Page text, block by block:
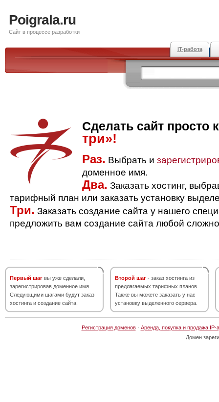
Poigrala.ru
Сайт в процессе разработки
IT-работа
Сделать сайт просто
три»!
Раз. Выбрать и
доменное имя.
Два. Заказать хостинг,
тарифный план или заказать установку
Три. Заказать создание сайта у нашего
предложить вам создание сайта любой
Первый шаг вы уже сделали,
зарегистрировав доменное имя.
Следующими шагами будут заказ
хостинга и создание сайта.
Второй шаг - заказ хостинга из
предлагаемых тарифных планов.
Также вы можете заказать у нас
установку выделенного сервера.
Регистрация доменов· Аренда, покупка и продажа IP-
Домен